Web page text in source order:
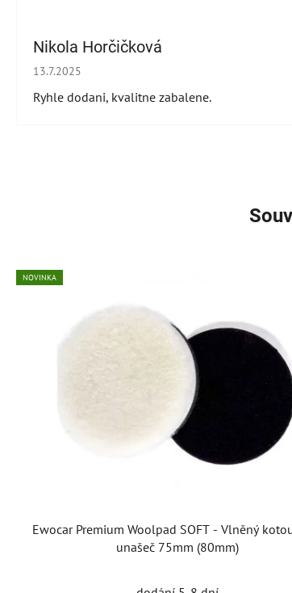
Nikola Horčičková
Hodnocení obchodu je 5 z 5 hvězdiček.
13.7.2025
Ryhle dodani, kvalitne zabalene.
NOVINKA
Ewocar Premium Woolpad SOFT - Vlněný
unašeč 75mm (80mm)